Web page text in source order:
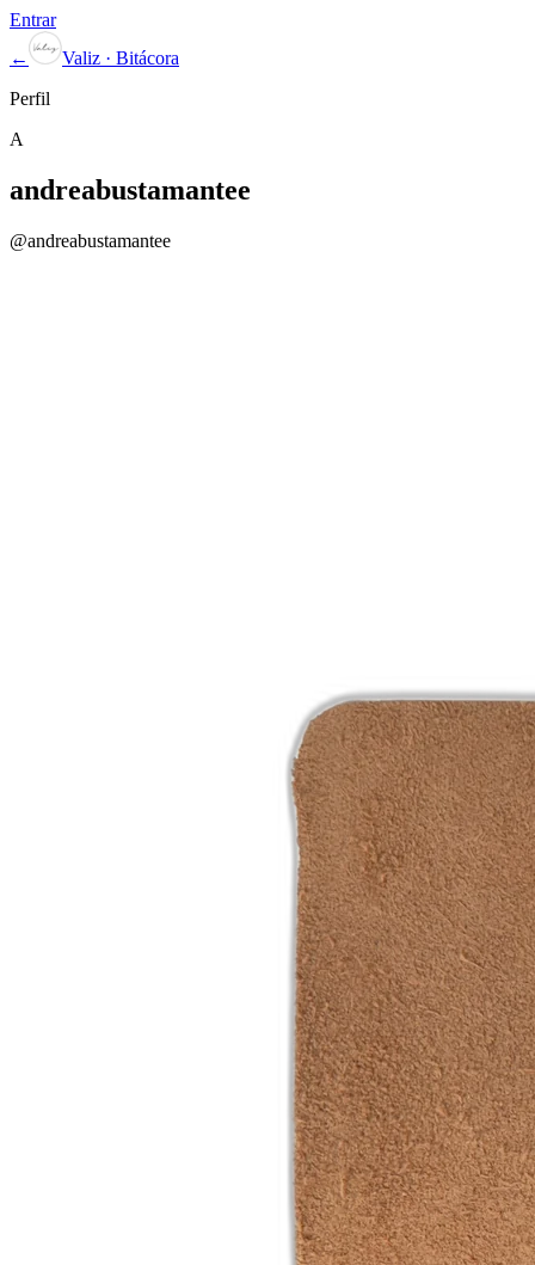
Entrar
←
Valiz · Bitácora
Perfil
A
andreabustamantee
@andreabustamantee